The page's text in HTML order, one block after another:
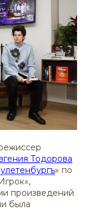
Тодорова
» по
произведений
была